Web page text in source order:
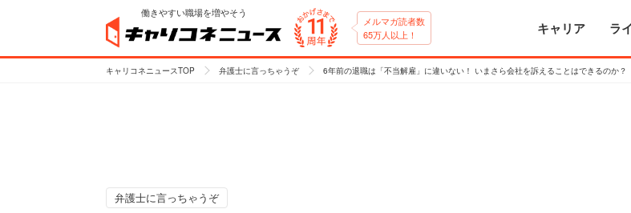
働きやすい職場を増やそう
メルマガ読者数
65万人以上！
キャリア ラ
キャリコネニュースTOP 弁護士に言っちゃうぞ 6年前の退職は「不当解雇」に違いない！ いまさら会社を訴えることはできるのか？
弁護士に言っちゃうぞ